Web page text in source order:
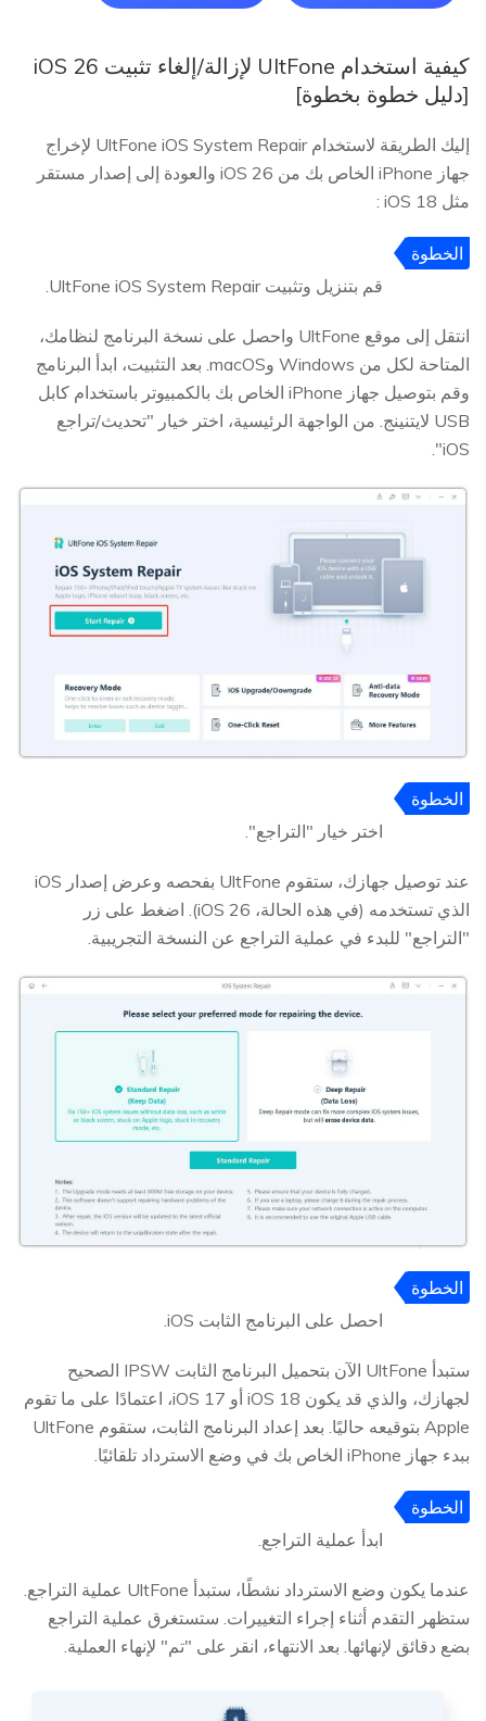
كيفية استخدام UltFone لإزالة/إلغاء تثبيت iOS 26
[دليل خطوة بخطوة]
إليك الطريقة لاستخدام UltFone iOS System Repair لإخراج
جهاز iPhone الخاص بك من iOS 26 والعودة إلى إصدار مستقر
مثل iOS 18 :
الخطوة
قم بتنزيل وتثبيت UltFone iOS System Repair.
انتقل إلى موقع UltFone واحصل على نسخة البرنامج لنظامك،
المتاحة لكل من Windows وmacOS. بعد التثبيت، ابدأ البرنامج
وقم بتوصيل جهاز iPhone الخاص بك بالكمبيوتر باستخدام كابل
USB لايتنينج. من الواجهة الرئيسية، اختر خيار "تحديث/تراجع
iOS".
الخطوة
اختر خيار "التراجع".
عند توصيل جهازك، ستقوم UltFone بفحصه وعرض إصدار iOS
الذي تستخدمه (في هذه الحالة، iOS 26). اضغط على زر
"التراجع" للبدء في عملية التراجع عن النسخة التجريبية.
الخطوة
احصل على البرنامج الثابت iOS.
ستبدأ UltFone الآن بتحميل البرنامج الثابت IPSW الصحيح
لجهازك، والذي قد يكون iOS 18 أو iOS 17، اعتمادًا على ما تقوم
Apple بتوقيعه حاليًا. بعد إعداد البرنامج الثابت، ستقوم UltFone
ببدء جهاز iPhone الخاص بك في وضع الاسترداد تلقائيًا.
الخطوة
ابدأ عملية التراجع.
عندما يكون وضع الاسترداد نشطًا، ستبدأ UltFone عملية التراجع.
ستظهر التقدم أثناء إجراء التغييرات. ستستغرق عملية التراجع
بضع دقائق لإنهائها. بعد الانتهاء، انقر على "تم" لإنهاء العملية.